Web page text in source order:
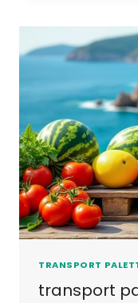
TRANSPORT
transport